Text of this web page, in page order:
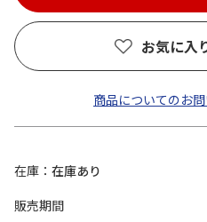
お気に入
商品についてのお
在庫
在庫あり
販売期間